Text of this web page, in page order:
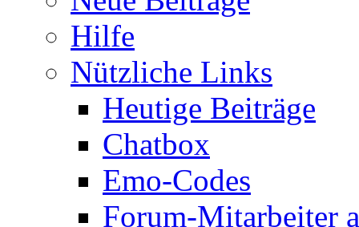
Hilfe
Nützliche Links
Heutige Beiträge
Chatbox
Emo-Codes
Forum-Mitarbeiter